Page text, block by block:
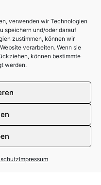
verwenden wir Technologien
speichern und/oder darauf
zustimmen, können wir
verarbeiten. Wenn sie
können bestimmte
werden.
Impressum